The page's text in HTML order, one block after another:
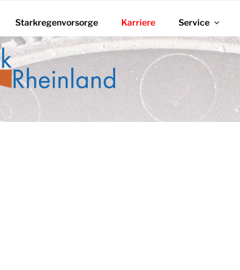
RHEINLAND
Starkregenvorsorge Karriere Service